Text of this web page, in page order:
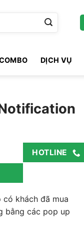
DỊCH VỤ
HOTLINE
khách đã mua
bằng các pop up